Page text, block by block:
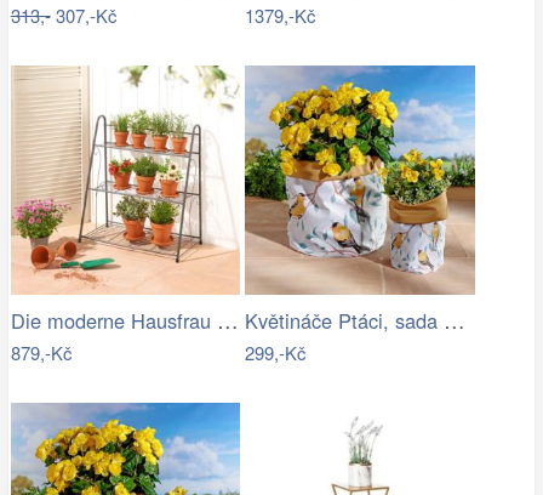
313,-307,-Kč 1379,-Kč
Die moderne Hausfrau Stojan na květiny,…
879,-Kč
Květináče Ptáci, sada 2 ks
299,-Kč